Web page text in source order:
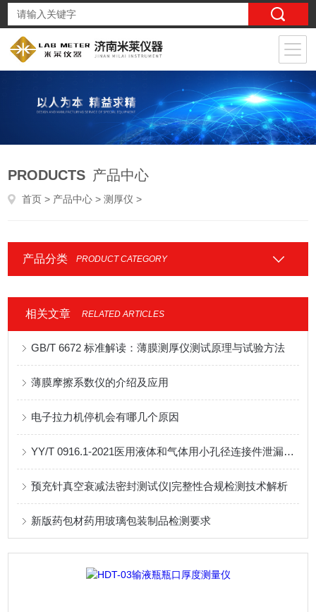
PRODUCTS 产品中心
首页 > 产品中心 >测厚仪 >
产品分类 PRODUCT CATEGORY
相关文章 RELATED ARTICLES
GB/T 6672 标准解读：薄膜测厚仪测试原理与试验方法
薄膜摩擦系数仪的介绍及应用
电子拉力机停机会有哪几个原因
YY/T 0916.1-2021医用液体和气体用小孔径连接件泄漏测试方案
预充针真空衰减法密封测试仪|完整性合规检测技术解析
新版药包材药用玻璃包装制品检测要求